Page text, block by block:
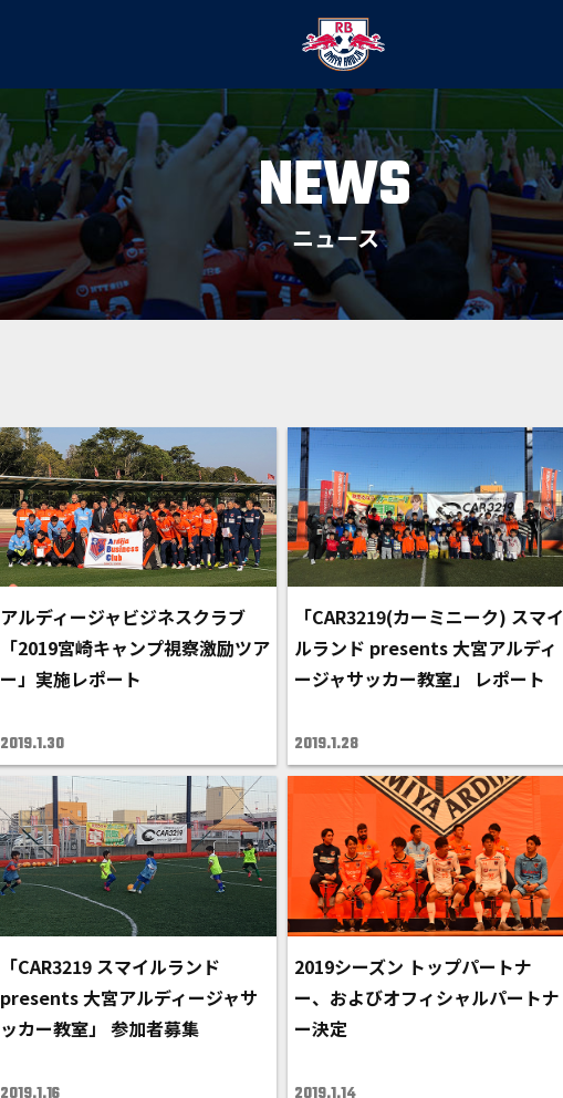
NEWS
ニュース
アルディージャビジネスクラブ
「2019宮崎キャンプ視察激励ツア
ー」実施レポート
2019.1.30
「CAR3219(カーミニーク) スマイ
ルランド presents 大宮アルディ
ージャサッカー教室」 レポート
2019.1.28
「CAR3219 スマイルランド
presents 大宮アルディージャサ
ッカー教室」 参加者募集
2019シーズン トップパートナ
ー、およびオフィシャルパートナ
ー決定